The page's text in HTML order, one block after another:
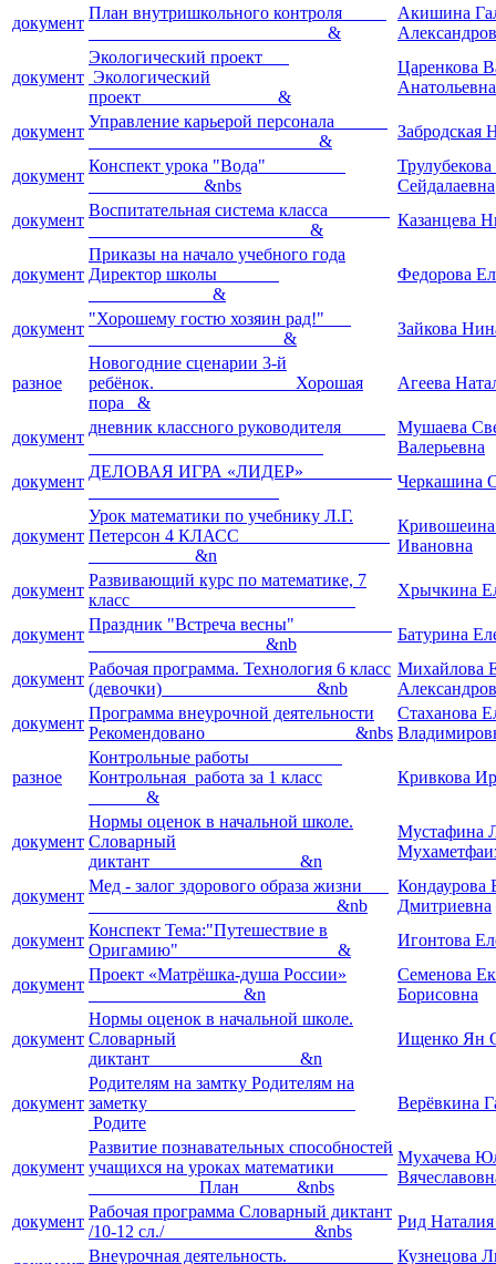
документ
План внутришкольного контроля
&
Акишина
документ
Экологический проект
Экологический
проект &
Царенкова
Анатольевна
документ
Управление карьерой персонала
&
Забродская
документ
Конспект урока "Вода"
&nbs
Сейдалаевна
документ
Воспитательная система класса
&
Казанцева
документ
Приказы на начало учебного года
Директор школы
&
Федорова
документ
"Хорошему гостю хозяин рад!"
&
Зайкова
разное
Новогодние сценарии 3-й
ребёнок. Хорошая
пора &
Агеева
документ
дневник классного руководителя
Мушаева
Валерьевна
документ
ДЕЛОВАЯ ИГРА «ЛИДЕР»
Черкашина
документ
Урок математики по учебнику Л.Г.
Петерсон 4 КЛАСС
&n
Ивановна
документ
Развивающий курс по математике, 7
класс
Хрычкина
документ
Праздник "Встреча весны"
&nb
Батурина
документ
Рабочая программа. Технология 6 класс
(девочки) &nb
Михайлова
документ
Программа внеурочной деятельности
Рекомендовано &nbs
Стаханова
разное
Контрольные работы
Контрольная работа за 1 класс
&
Кривкова
документ
Нормы оценок в начальной школе.
Словарный
диктант &n
Мустафина
документ
Мед - залог здорового образа жизни
&nb
Кондаурова
Дмитриевна
документ
Конспект Тема:"Путешествие в
Оригамию" &
Игонтова
документ
Проект «Матрёшка-душа России»
&n
Семенова
Борисовна
документ
Нормы оценок в начальной школе.
Словарный
диктант &n
Ищенко Ян
документ
Родителям на замтку Родителям на
заметку
Родите
Верёвкина
документ
Развитие познавательных способностей
учащихся на уроках математики
План &nbs
Мухачева
документ
Рабочая программа Словарный диктант
/10-12 сл./ &nbs
Рид
Внеурочная деятельность. Кузнецова